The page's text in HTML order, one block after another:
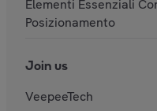
Elementi Essenziali
Posizionamento
Join us
VeepeeTech